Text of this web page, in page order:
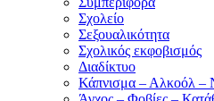
Σχολείο
Σεξουαλικότητα
Σχολικός εκφοβισμός
Διαδίκτυο
Κάπνισμα – Αλκοόλ –